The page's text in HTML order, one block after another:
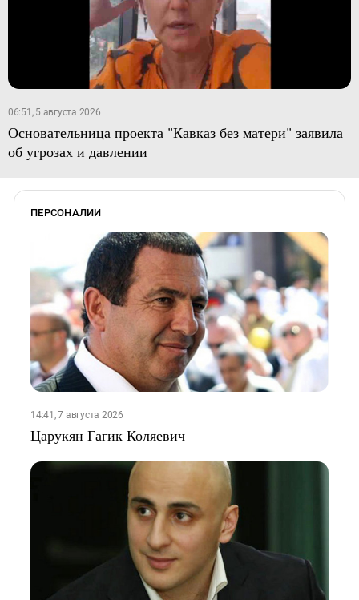
06:51, 5 августа 2026
Основательница проекта "Кавказ без матери" заявила
об угрозах и давлении
ПЕРСОНАЛИИ
14:41, 7 августа 2026
Царукян Гагик Коляевич